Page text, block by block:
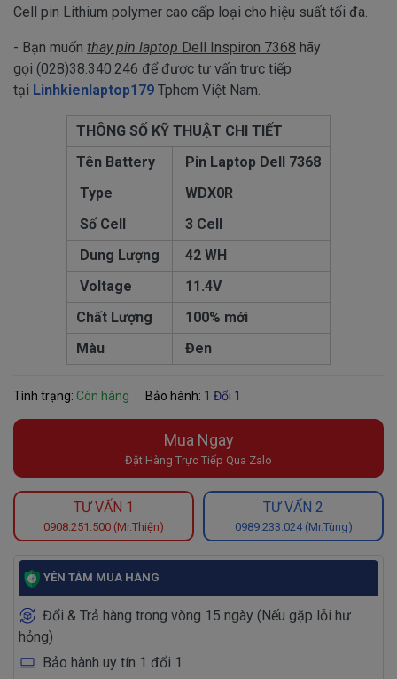
Cell pin Lithium polymer cao cấp loại cho hiệu suất tối đa.
- Bạn muốn thay pin laptop Dell Inspiron 7368 hãy
gọi (028)38.340.246 để được tư vấn trực tiếp
tại Linhkienlaptop179 Tphcm Việt Nam.
THÔNG SỐ KỸ THUẬT CHI TIẾT
Tên Battery
Pin Laptop Dell 7368
Type
WDX0R
Số Cell
3 Cell
Dung Lượng
42 WH
Voltage
11.4V
Chất Lượng
100% mới
Màu
Đen
Tình trạng: Còn hàng Bảo hành: 1 Đổi 1
Mua Ngay
Đặt Hàng Trực Tiếp Qua Zalo
TƯ VẤN 1
0908.251.500 (Mr.Thiện)
TƯ VẤN 2
0989.233.024 (Mr.Tùng)
YÊN TÂM MUA HÀNG
Đổi & Trả hàng trong vòng 15 ngày (Nếu gặp lỗi hư
hỏng)
Bảo hành uy tín 1 đổi 1